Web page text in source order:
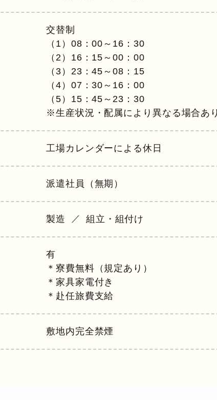
交替制
（1）08：00～16：30
（2）16：15～00：00
（3）23：45～08：15
（4）07：30～16：00
（5）15：45～23：30
※生産状況・配属により異なる場合あ
工場カレンダーによる休日
派遣社員（無期）
製造 組立・組付け
有
＊寮費無料（規定あり）
＊家具家電付き
＊赴任旅費支給
敷地内完全禁煙